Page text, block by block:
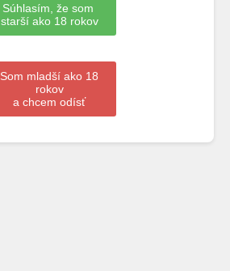
Súhlasím, že som
starší ako 18 rokov
Som mladší ako 18
rokov
a chcem odísť